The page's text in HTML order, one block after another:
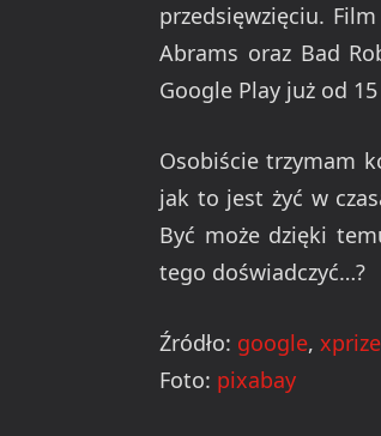
przedsięwzięciu.
Abrams oraz Bad
Google Play już od
Osobiście trzymam
jak to jest żyć w
Być może dzięki
tego doświadczyć…?
Źródło: google, xprize
Foto: pixabay